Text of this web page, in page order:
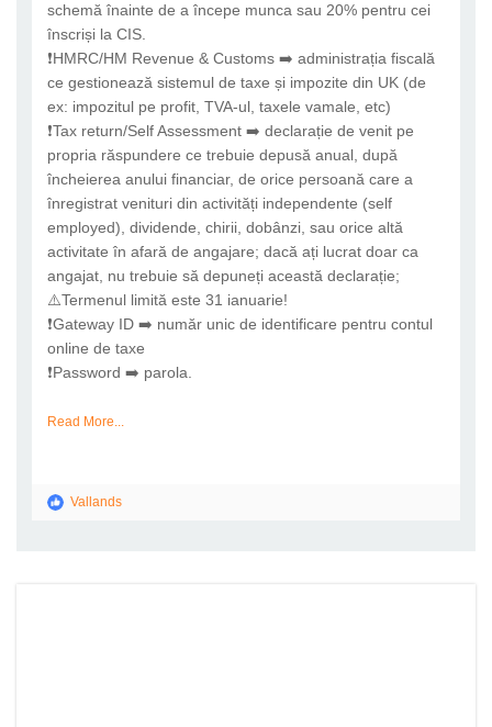
schemă înainte de a începe munca sau 20% pentru cei
înscriși la CIS.
❗HMRC/HM Revenue & Customs ➡️ administrația fiscală
ce gestionează sistemul de taxe și impozite din UK (de
ex: impozitul pe profit, TVA-ul, taxele vamale, etc)
❗Tax return/Self Assessment ➡️ declarație de venit pe
propria răspundere ce trebuie depusă anual, după
încheierea anului financiar, de orice persoană care a
înregistrat venituri din activități independente (self
employed), dividende, chirii, dobânzi, sau orice altă
activitate în afară de angajare; dacă ați lucrat doar ca
angajat, nu trebuie să depuneți această declarație;
⚠️Termenul limită este 31 ianuarie!
❗Gateway ID ➡️ număr unic de identificare pentru contul
online de taxe
❗Password ➡️ parola.
Read More...
Vallands